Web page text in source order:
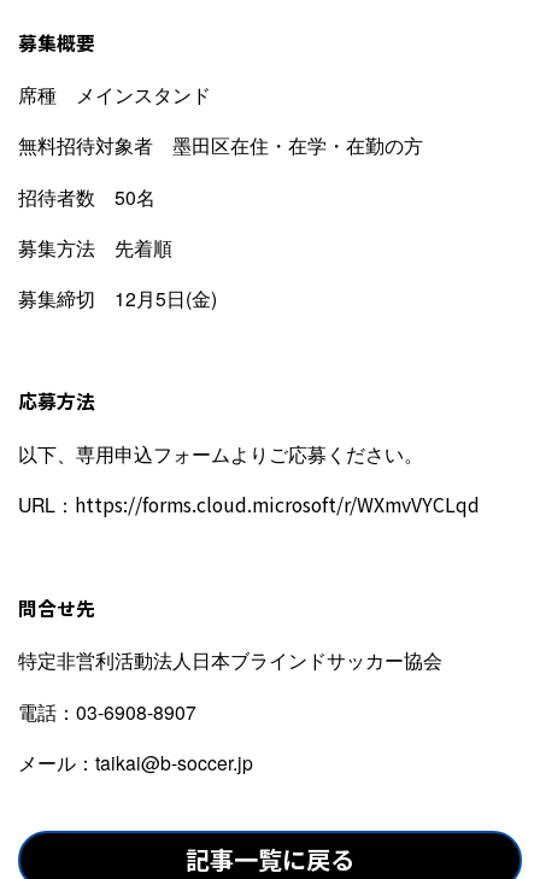
募集概要
席種 メインスタンド
無料招待対象者 墨田区在住・在学・在勤の方
招待者数 50名
募集方法 先着順
募集締切 12月5日(金)
応募方法
以下、専用申込フォームよりご応募ください。
URL： https://forms.cloud.microsoft/r/WXmvVYCLqd
問合せ先
特定非営利活動法人日本ブラインドサッカー協会
電話：03-6908-8907
メール：taikai@b-soccer.jp
記事一覧に戻る